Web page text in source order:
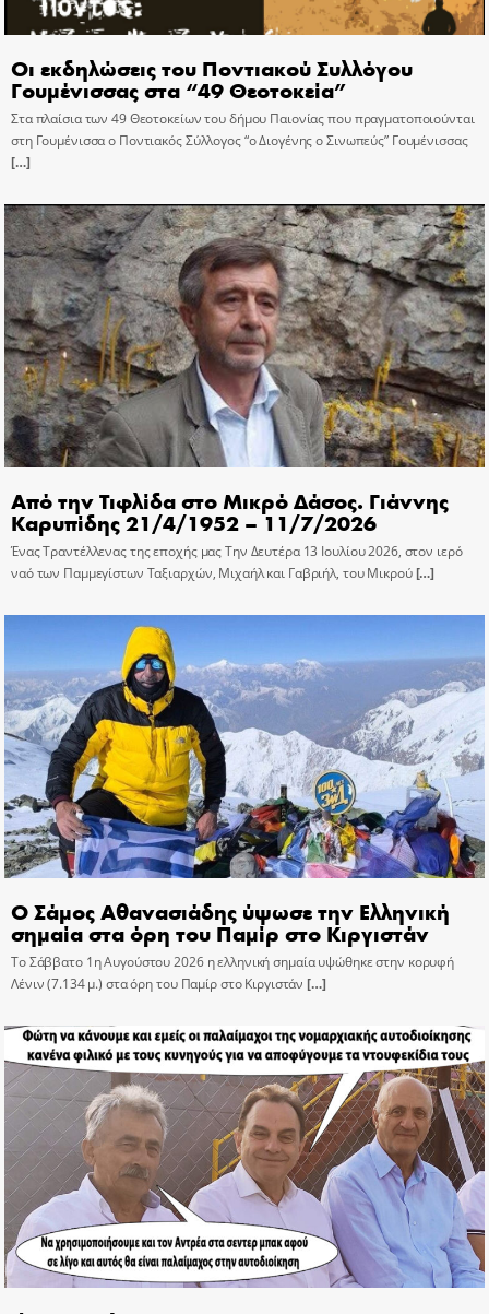
Οι εκδηλώσεις του Ποντιακού Συλλόγου
Γουμένισσας στα “49 Θεοτοκεία”
Στα πλαίσια των 49 Θεοτοκείων του δήμου Παιονίας που πραγματοποιούνται
στη Γουμένισσα ο Ποντιακός Σύλλογος “ο Διογένης ο Σινωπεύς” Γουμένισσας
[…]
Από την Τιφλίδα στο Μικρό Δάσος. Γιάννης
Καρυπίδης 21/4/1952 – 11/7/2026
Ένας Τραντέλλενας της εποχής μας Την Δευτέρα 13 Ιουλίου 2026, στον ιερό
ναό των Παμμεγίστων Ταξιαρχών, Μιχαήλ και Γαβριήλ, του Μικρού[…]
Ο Σάμος Αθανασιάδης ύψωσε την Ελληνική
σημαία στα όρη του Παμίρ στο Κιργιστάν
Το Σάββατο 1η Αυγούστου 2026 η ελληνική σημαία υψώθηκε στην κορυφή
Λένιν (7.134 μ.) στα όρη του Παμίρ στο Κιργιστάν […]